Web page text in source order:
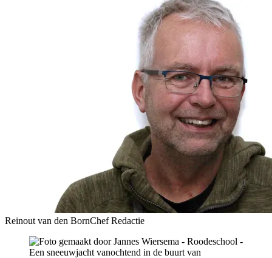
Reinout van den BornChef Redactie